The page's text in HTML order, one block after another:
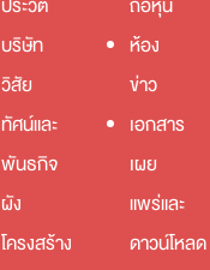
บริษัท
วิสัย
ทัศน์และ
พันธกิจ
ผัง
โครงสร้าง
ห้อง
ข่าว
เอกสาร
เผย
แพร่และ
ดาวน์โหลด